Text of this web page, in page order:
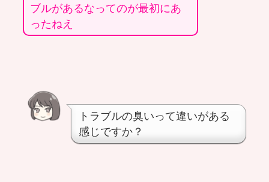
ブルがあるなってのが最初にあ
ったねえ
トラブルの臭いって違いがある
感じですか？